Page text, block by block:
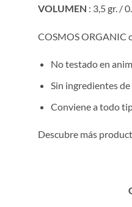
VOLUMEN : 3,5 gr. /
COSMOS ORGANIC
No testado en
Sin ingredientes
Conviene a todo
Descubre más